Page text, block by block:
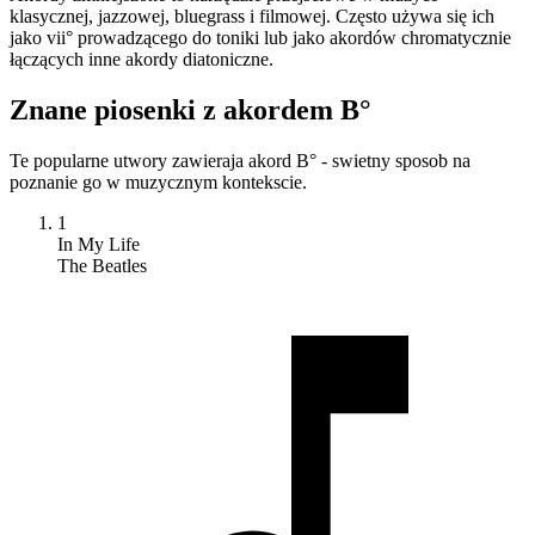
klasycznej, jazzowej, bluegrass i filmowej. Często używa się ich
jako vii° prowadzącego do toniki lub jako akordów chromatycznie
łączących inne akordy diatoniczne.
Znane piosenki z akordem B°
Te popularne utwory zawieraja akord B° - swietny sposob na
poznanie go w muzycznym kontekscie.
1
In My Life
The Beatles